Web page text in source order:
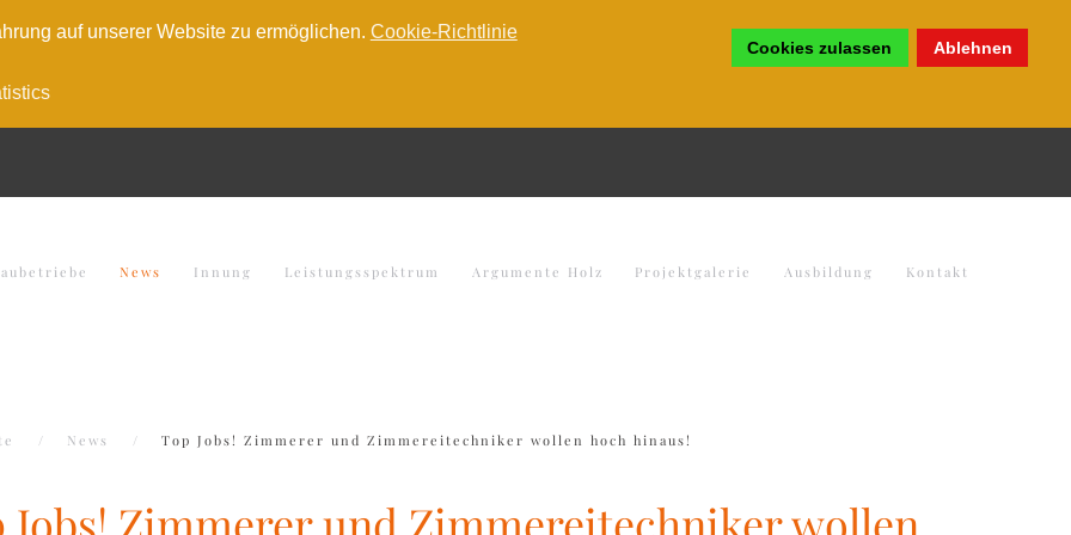
auf unserer Website zu ermöglichen. Cookie-Richtlinie
Cookies zulassen Ablehnen
News Innung Leistungsspektrum Argumente Holz Projektgalerie Ausbildung Kontakt
News Top Jobs! Zimmerer und Zimmereitechniker wollen hoch hinaus!
Jobs! Zimmerer und Zimmereitechniker wollen